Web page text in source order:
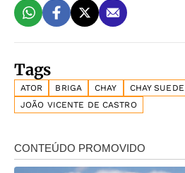
Tags
ATOR BRIGA CHAY CHAY SUEDE
JOÃO VICENTE DE CASTRO